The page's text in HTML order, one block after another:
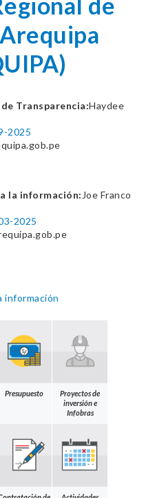
Transparencia:Haydee
2025
la información: Joe Franco
2025
información
Presupuesto
Proyectos de
inversión e
Infobras